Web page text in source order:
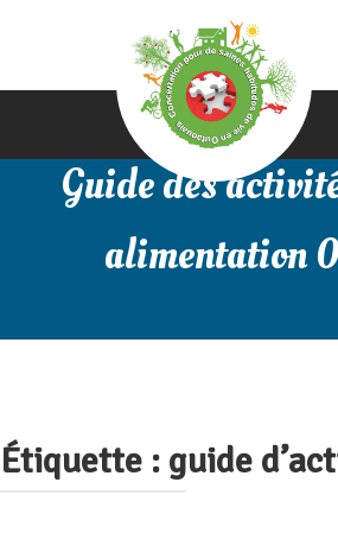
Guide des
alimentation
Étiquette : guide